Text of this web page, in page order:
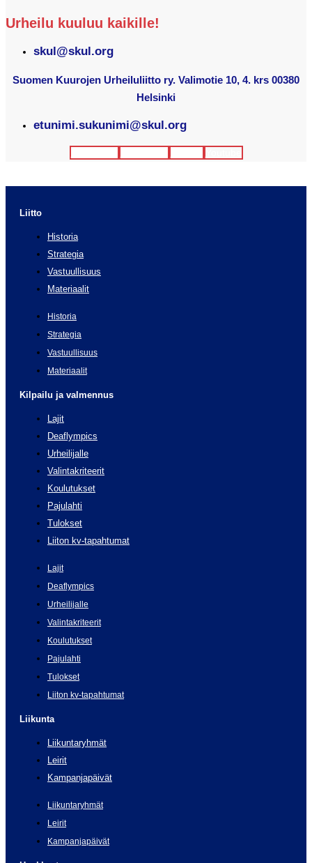
Urheilu kuuluu kaikille!
skul@skul.org
Suomen Kuurojen Urheiluliitto ry. Valimotie 10, 4. krs 00380
Helsinki
etunimi.sukunimi@skul.org
Liitto
Historia
Strategia
Vastuullisuus
Materiaalit
Historia
Strategia
Vastuullisuus
Materiaalit
Kilpailu ja valmennus
Lajit
Deaflympics
Urheilijalle
Valintakriteerit
Koulutukset
Pajulahti
Tulokset
Liiton kv-tapahtumat
Lajit
Deaflympics
Urheilijalle
Valintakriteerit
Koulutukset
Pajulahti
Tulokset
Liiton kv-tapahtumat
Liikunta
Liikuntaryhmät
Leirit
Kampanjapäivät
Liikuntaryhmät
Leirit
Kampanjapäivät